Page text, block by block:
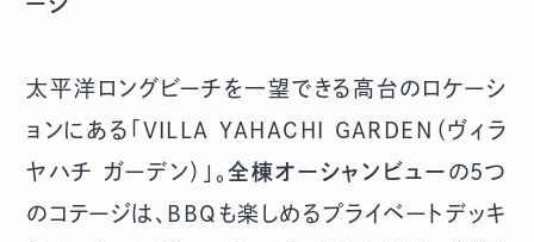
太平洋ロングビーチを一望できる高台のロケーシ
ョンにある「VILLA YAHACHI GARDEN（ヴィラ
ヤハチ ガーデン）」。全棟オーシャンビュー の5つ
のコテージは、BBQも楽しめるプライベートデッキ